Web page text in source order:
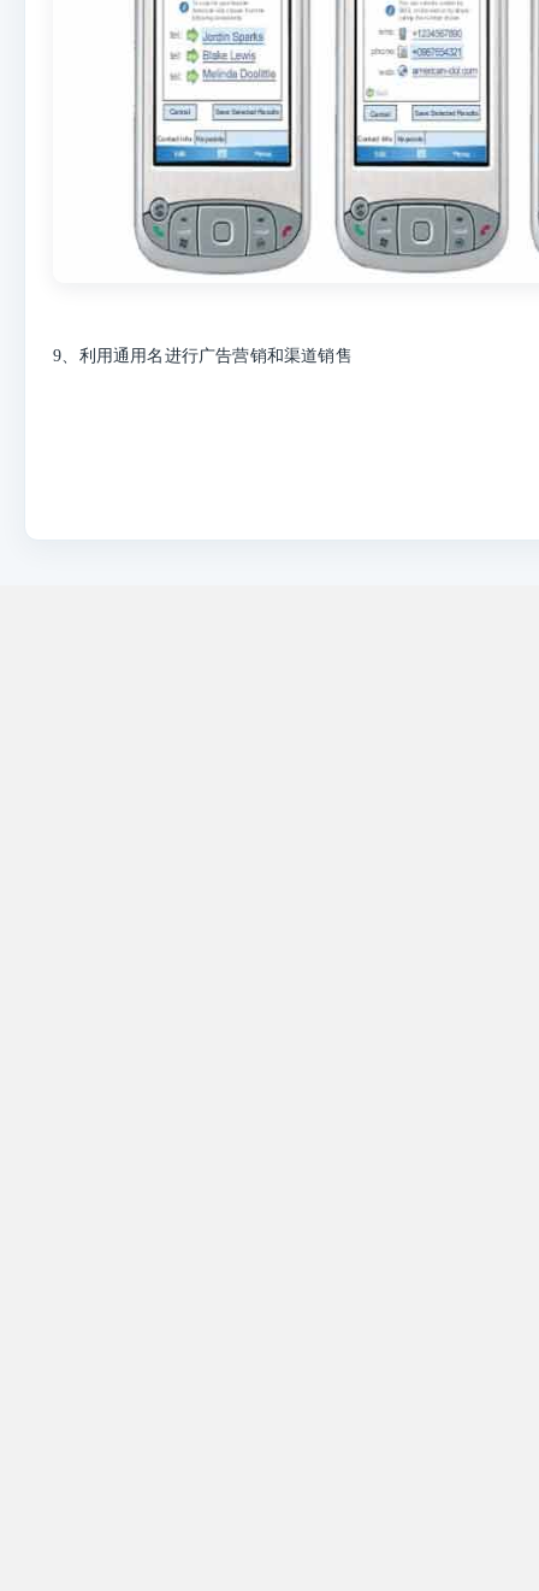
9、利用通用名进行广告营销和渠道销售